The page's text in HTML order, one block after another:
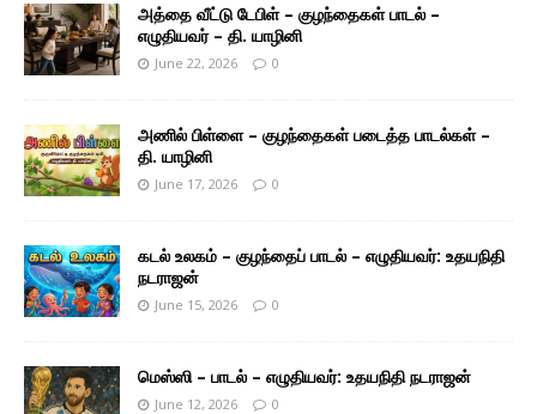
அத்தை வீட்டு டேபிள் – குழந்தைகள் பாடல் –
எழுதியவர் – தி. யாழினி
June 22, 2026 0
அணில் பிள்ளை – குழந்தைகள் படைத்த பாடல்கள் –
தி. யாழினி
June 17, 2026 0
கடல் உலகம் – குழந்தைப் பாடல் – எழுதியவர்: உதயநிதி
நடராஜன்
June 15, 2026 0
மெஸ்ஸி – பாடல் – எழுதியவர்: உதயநிதி நடராஜன்
June 12, 2026 0